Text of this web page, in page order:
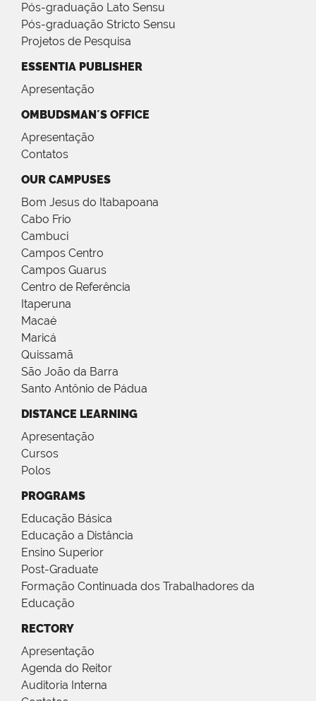
Pós-graduação Lato Sensu
Pós-graduação Stricto Sensu
Projetos de Pesquisa
ESSENTIA PUBLISHER
Apresentação
OMBUDSMAN´S OFFICE
Apresentação
Contatos
OUR CAMPUSES
Bom Jesus do Itabapoana
Cabo Frio
Cambuci
Campos Centro
Campos Guarus
Centro de Referência
Itaperuna
Macaé
Maricá
Quissamã
São João da Barra
Santo Antônio de Pádua
DISTANCE LEARNING
Apresentação
Cursos
Polos
PROGRAMS
Educação Básica
Educação a Distância
Ensino Superior
Post-Graduate
Formação Continuada dos Trabalhadores da
Educação
RECTORY
Apresentação
Agenda do Reitor
Auditoria Interna